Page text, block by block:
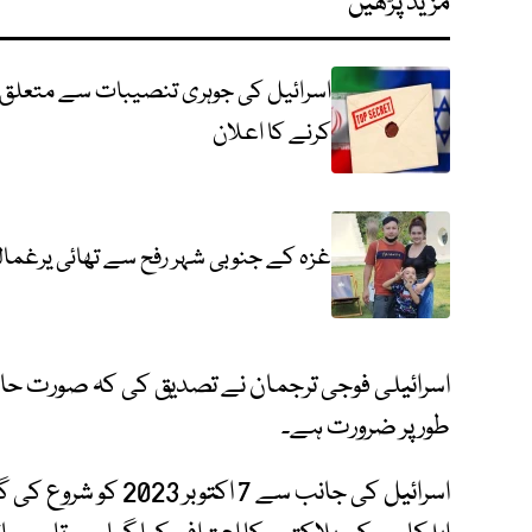
اسرائیل کی جوہری تنصیبات سے
کرنے کا اعلان
غزہ کے جنوبی شہر رفح سے تھائی
اسرائیلی فوجی ترجمان نے تصدیق کی کہ صورت
طور پر ضرورت ہے۔